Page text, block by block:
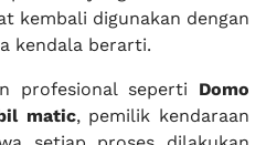
kembali digunakan dengan
kendala berarti.
profesional seperti Domo
matic, pemilik kendaraan